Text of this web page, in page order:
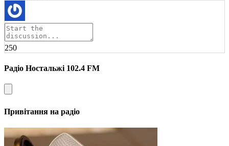
250
Радіо Ностальжі 102.4 FM
Привітання на радіо